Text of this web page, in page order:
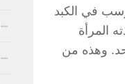
في الكبد
المرأة
وهذه من